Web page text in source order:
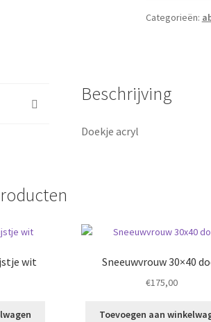
Categorieën:
Beschrijving
Doekje acryl
wit Sneeuwvrouw 30×40
€175,00
Toevoegen aan